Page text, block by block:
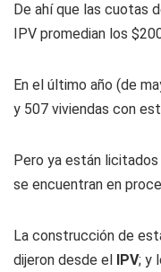
De ahí que las cuotas
IPV promedian los
En el último año (de
y 507 viviendas con
Pero ya están
se encuentran en
La construcción de
dijeron desde el IPV; y